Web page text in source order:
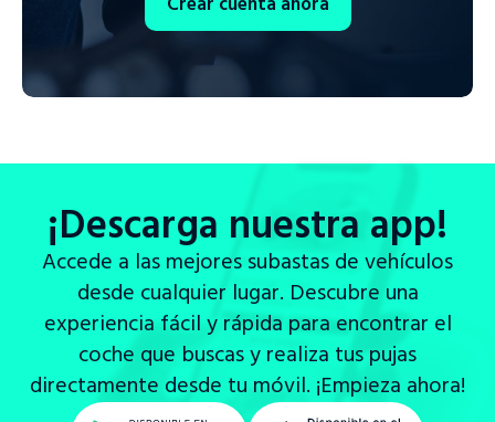
¡Descarga nuestra app!
Accede a las mejores subastas de vehículos
desde cualquier lugar. Descubre una
experiencia fácil y rápida para encontrar el
coche que buscas y realiza tus pujas
directamente desde tu móvil. ¡Empieza ahora!